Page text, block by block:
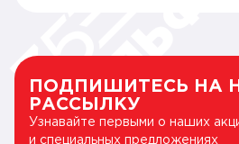
ПОДПИШИТЕСЬ НА
РАССЫЛКУ
Узнавайте первыми о наших
и специальных предложениях